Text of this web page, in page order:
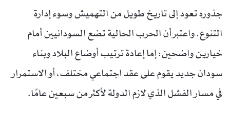
جذوره تعود إلى تاريخ طويل من التهميش وسوء إدارة
التنوع. واعتبر أن الحرب الحالية تضع السودانيين أمام
خيارين واضحين: إما إعادة ترتيب أوضاع البلاد وبناء
سودان جديد يقوم على عقد اجتماعي مختلف، أو الاستمرار
في مسار الفشل الذي لازم الدولة لأكثر من سبعين عامًا.